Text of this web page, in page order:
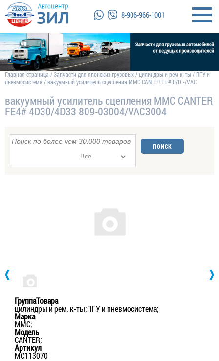
8-906-966-1001
Главная страница /Запчасти для японских грузовых/цилиндры и рем к-ты/ ПГУ и
пневмосистема /вакуумный усилитель сцепления MMC CANTER FE# D/D -/VAC
вакуумный усилитель сцепления MMC CANTER
FE4# 4D30/4D33 809-03004/VAC3004
ГруппаТовара
цилиндры и рем. к-ты;ПГУ и пневмосистема;
Марка
MMC;
Модель
CANTER;
Артикул
MC113070